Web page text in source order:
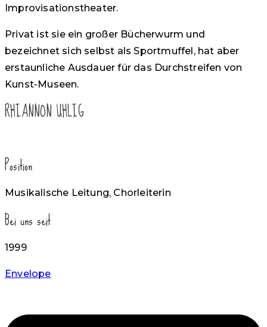
Improvisationstheater.
Privat ist sie ein großer Bücherwurm und
bezeichnet sich selbst als Sportmuffel, hat aber
erstaunliche Ausdauer für das Durchstreifen von
Kunst-Museen.
RHIANNON UHLIG
Position
Musikalische Leitung, Chorleiterin
Bei uns seit
1999
Envelope